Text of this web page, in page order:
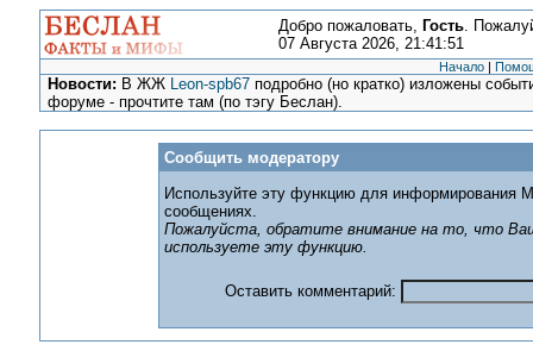
Добро пожаловать, Гость.
07 Августа 2026, 21:41:51
Начало |
Новости: В ЖЖ Leon-spb67 подробно (но кратко) изложены
форуме - прочтите там (по тэгу Беслан).
Сообщить модератору
Используйте эту функцию для информирования
сообщениях.
Пожалуйста, обратите внимание на то, что
используете эту функцию.
Оставить комментарий: